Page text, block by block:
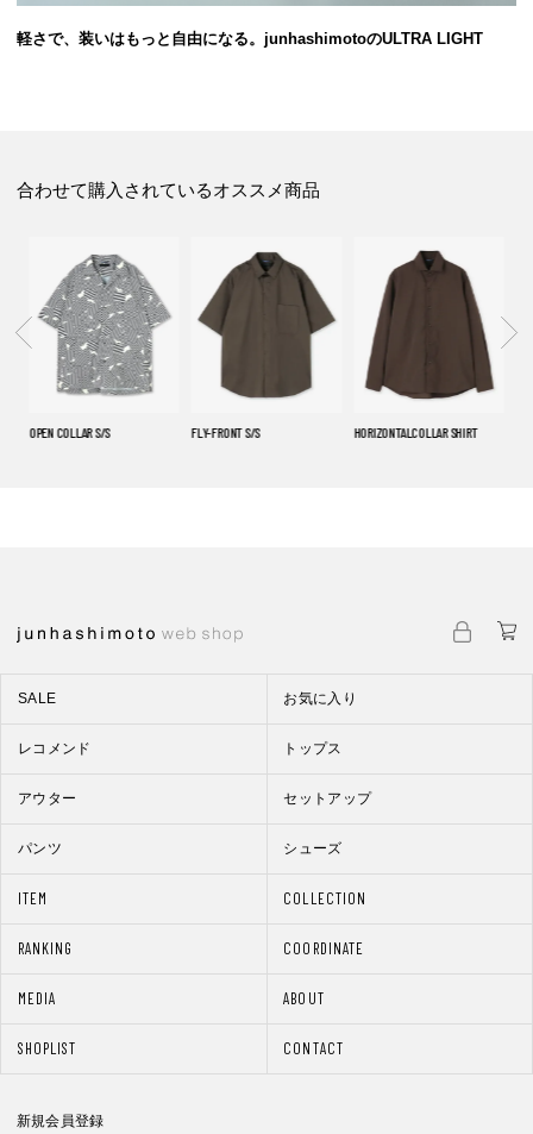
軽さで、装いはもっと自由になる。junhashimotoのULTRA LIGHT
合わせて購入されているオススメ商品
OPEN COLLAR S/S FLY-FRONT S/S HORIZONTALCOLLAR SHIRT
ITEM COLLECTION
RANKING COORDINATE
MEDIA ABOUT
SHOPLIST CONTACT
SALE お気に入り
レコメンド トップス
アウター セットアップ
パンツ シューズ
新規会員登録